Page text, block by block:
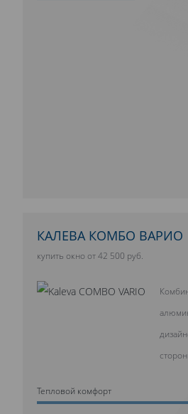
КАЛЕВА КОМБО ВАРИО
купить окно от 42 500 руб.
Тепловой комфорт